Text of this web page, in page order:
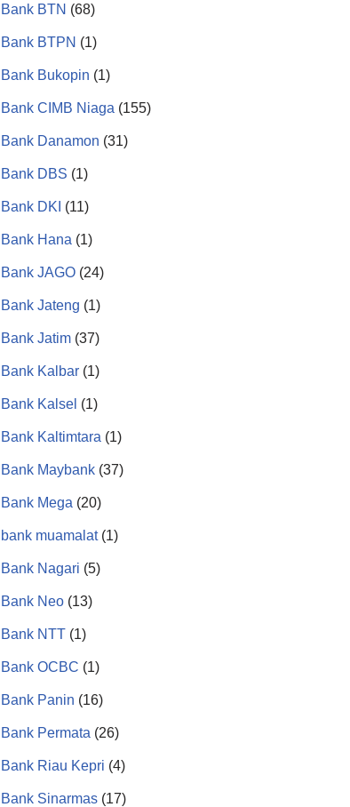
Bank BTN (68)
Bank BTPN (1)
Bank Bukopin (1)
Bank CIMB Niaga (155)
Bank Danamon (31)
Bank DBS (1)
Bank DKI (11)
Bank Hana (1)
Bank JAGO (24)
Bank Jateng (1)
Bank Jatim (37)
Bank Kalbar (1)
Bank Kalsel (1)
Bank Kaltimtara (1)
Bank Maybank (37)
Bank Mega (20)
bank muamalat(1)
Bank Nagari (5)
Bank Neo (13)
Bank NTT (1)
Bank OCBC (1)
Bank Panin (16)
Bank Permata (26)
Bank Riau Kepri (4)
Bank Sinarmas (17)